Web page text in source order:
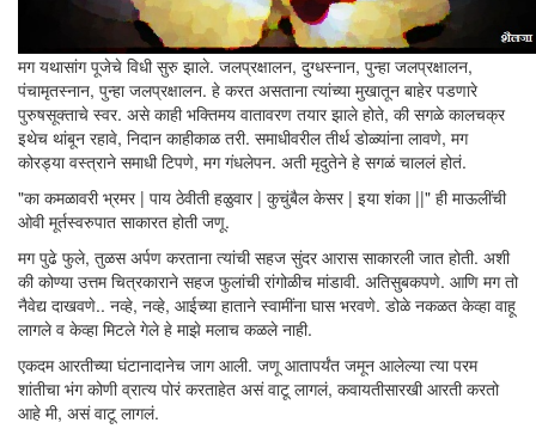
मग यथासांग पूजेचे विधी सुरु झाले. जलप्रक्षालन, दुग्धस्नान, पुन्हा जलप्रक्षालन,
पंचामृतस्नान, पुन्हा जलप्रक्षालन. हे करत असताना त्यांच्या मुखातून बाहेर पडणारे
पुरुषसूक्ताचे स्वर. असे काही भक्तिमय वातावरण तयार झाले होते, की सगळे कालचक्र
इथेच थांबून रहावे, निदान काहीकाळ तरी. समाधीवरील तीर्थ डोळ्यांना लावणे, मग
कोरड्या वस्त्राने समाधी टिपणे, मग गंधलेपन. अती मृदुतेने हे सगळं चाललं होतं.
"का कमळावरी भ्रमर | पाय ठेवीती हळुवार | कुचुंबैल केसर | इया शंका ||" ही माऊलींची
ओवी मूर्तस्वरुपात साकारत होती जणू.
मग पुढे फुले, तुळस अर्पण करताना त्यांची सहज सुंदर आरास साकारली जात होती. अशी
की कोण्या उत्तम चित्रकाराने सहज फुलांची रांगोळीच मांडावी. अतिसुबकपणे. आणि मग तो
नैवेद्य दाखवणे.. नव्हे, नव्हे, आईच्या हाताने स्वामींना घास भरवणे. डोळे नकळत केव्हा वाहू
लागले व केव्हा मिटले गेले हे माझे मलाच कळले नाही.
एकदम आरतीच्या घंटानादानेच जाग आली. जणू आतापर्यंत जमून आलेल्या त्या परम
शांतीचा भंग कोणी व्रात्य पोरं करताहेत असं वाटू लागलं, कवायतीसारखी आरती करतो
आहे मी, असं वाटू लागलं.